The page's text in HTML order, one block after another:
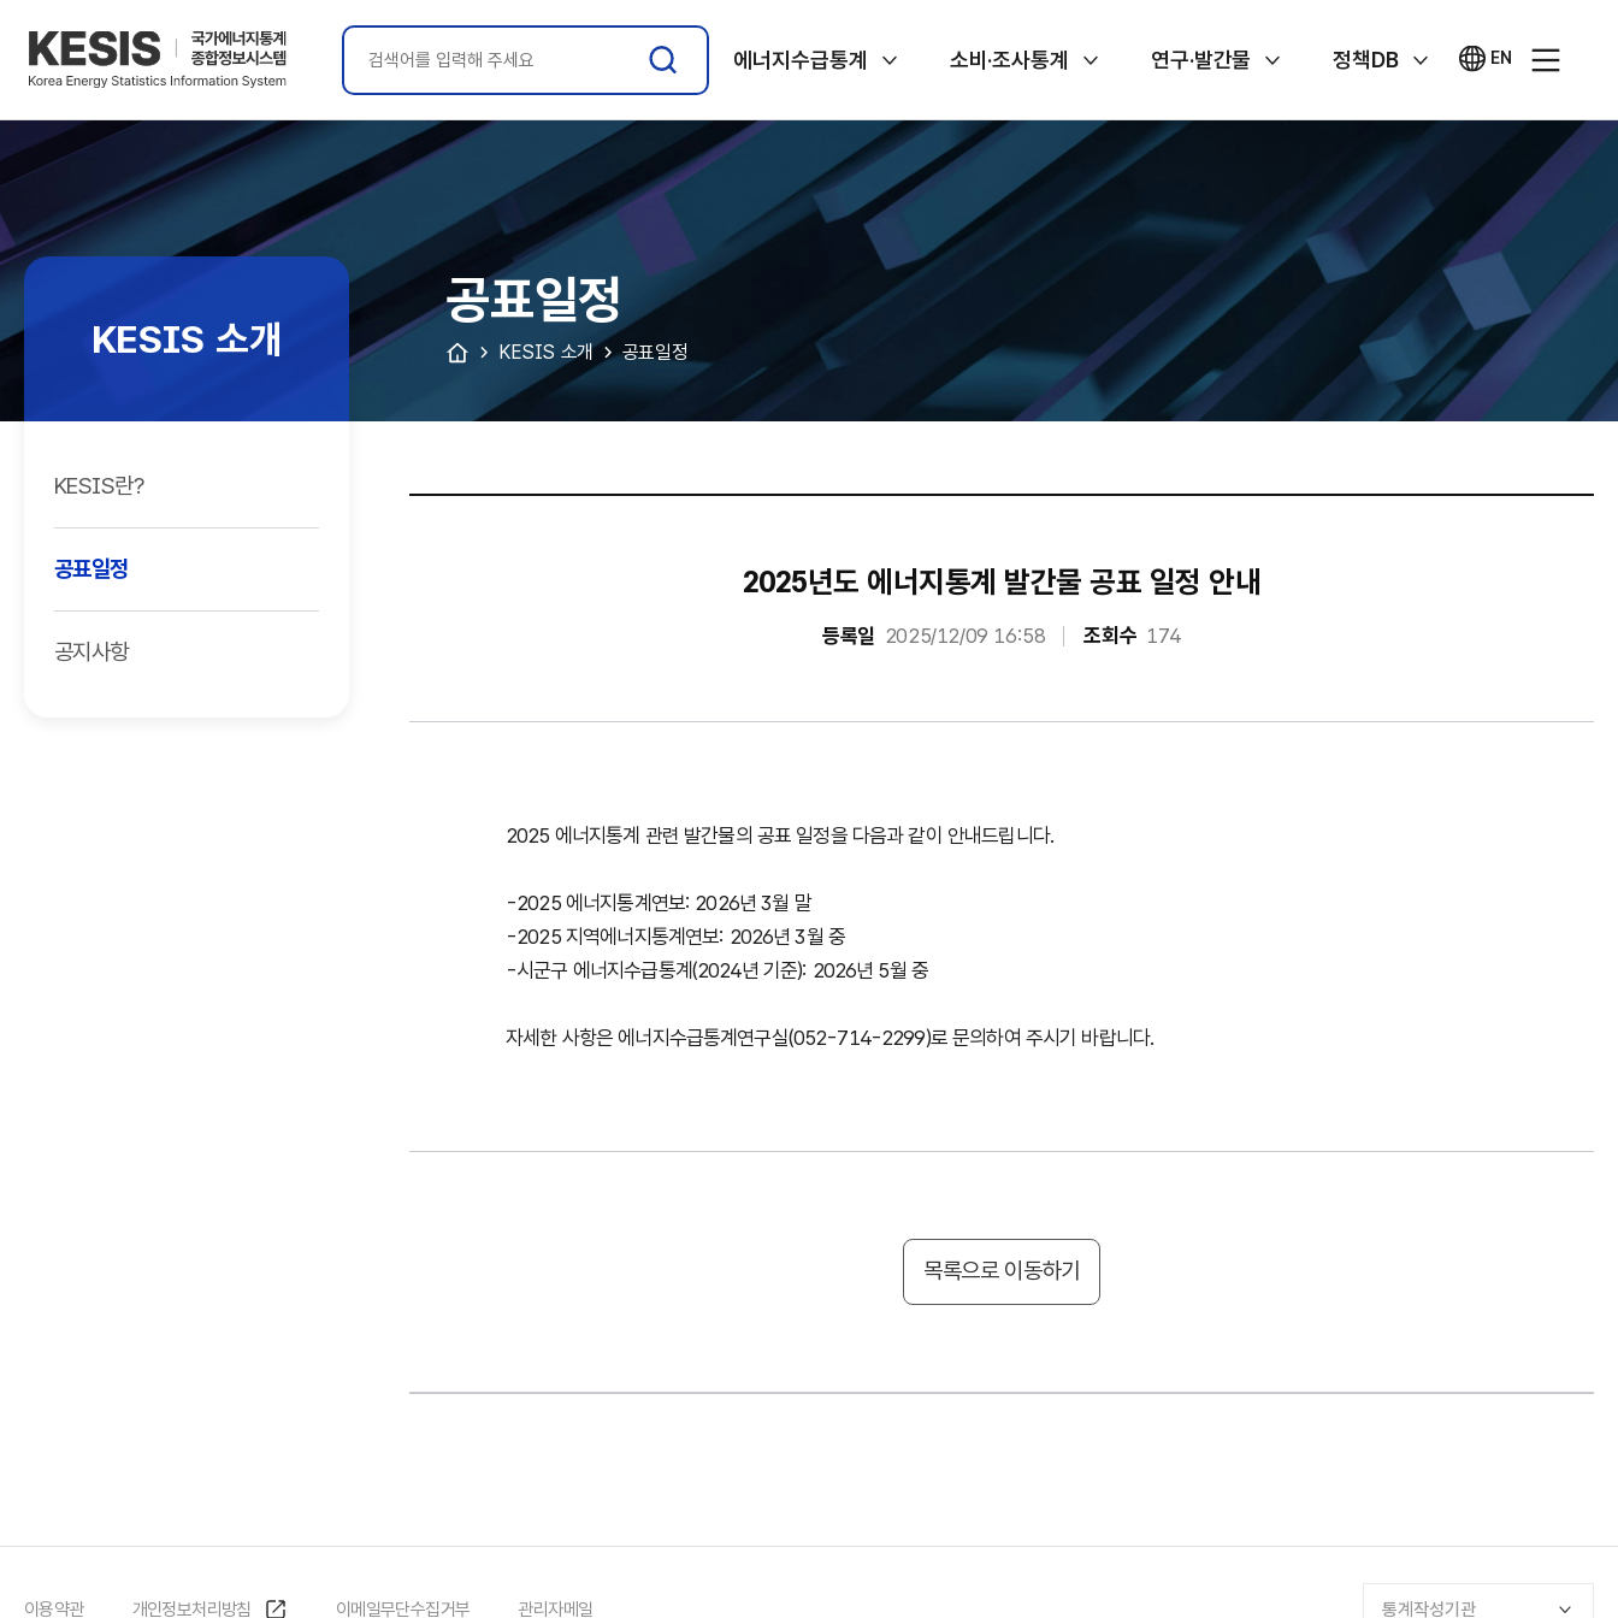
KESIS
국가에너지통계
종합정보시스템
EN
영문
에너지수급통계 소비·조사통계 연구·발간물 정책DB
공표일정
KESIS 소개 공표일정
KESIS 소개
KESIS란?
공표일정
공지사항
2025년도 에너지통계 발간물 공표 일정 안내
등록일 2025/12/09 16:58 조회수 174
2025 에너지통계 관련 발간물의 공표 일정을 다음과 같이 안내드립니다.
-2025 에너지통계연보: 2026년 3월 말
-2025 지역에너지통계연보: 2026년 3월 중
-시군구 에너지수급통계(2024년 기준): 2026년 5월 중
자세한 사항은 에너지수급통계연구실(052-714-2299)로 문의하여 주시기 바랍니다.
목록으로 이동하기
이용약관 개인정보처리방침 이메일무단수집거부 관리자메일 통계작성기관